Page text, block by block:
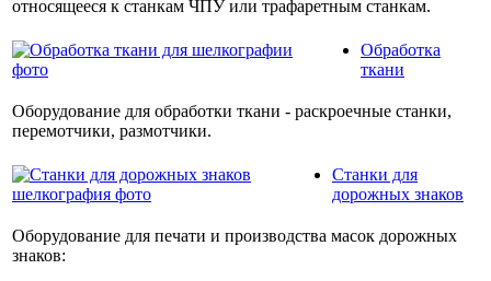
относящееся к станкам ЧПУ или трафаретным станкам.
Обработка
ткани
Оборудование для обработки ткани - раскроечные станки,
перемотчики, размотчики.
Станки для
дорожных знаков
Оборудование для печати и производства масок дорожных
знаков: